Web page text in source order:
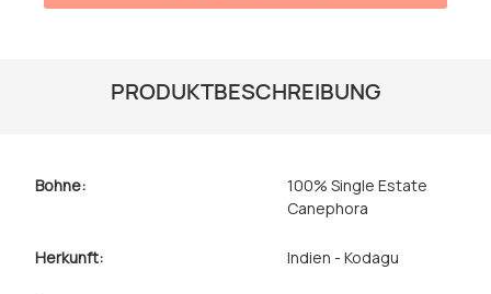
PRODUKTBESCHREIBUNG
Bohne:
100% Single Estate
Canephora
Herkunft: Indien - Kodagu